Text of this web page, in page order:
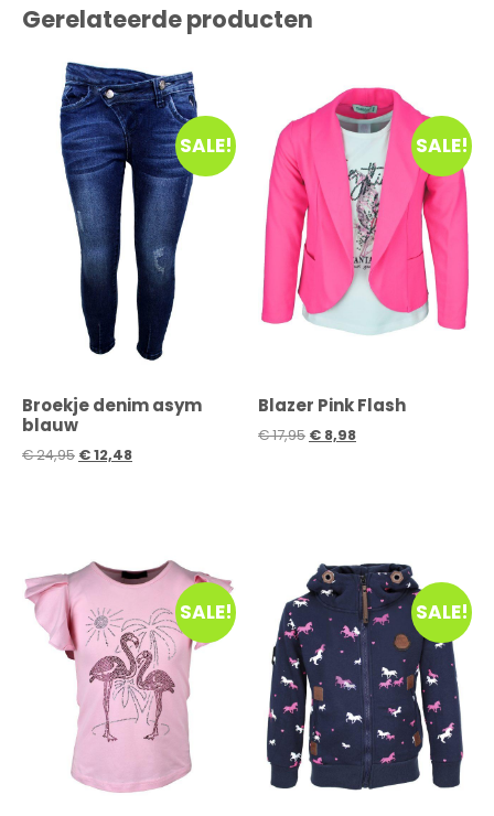
Gerelateerde producten
SALE!
Broekje denim asym
blauw
€24,95 €12,48
SALE!
Blazer Pink Flash
€17,95 € 8,98
SALE! SALE!